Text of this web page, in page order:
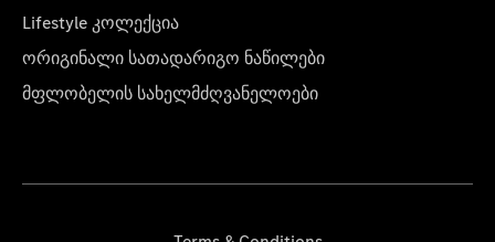
Lifestyle კოლექცია
ორიგინალი სათადარიგო ნაწილები
მფლობელის სახელმძღვანელოები